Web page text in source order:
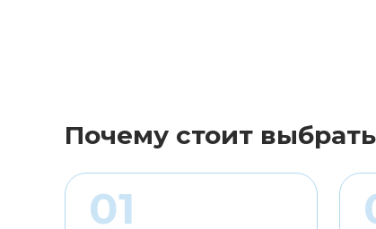
Почему стоит